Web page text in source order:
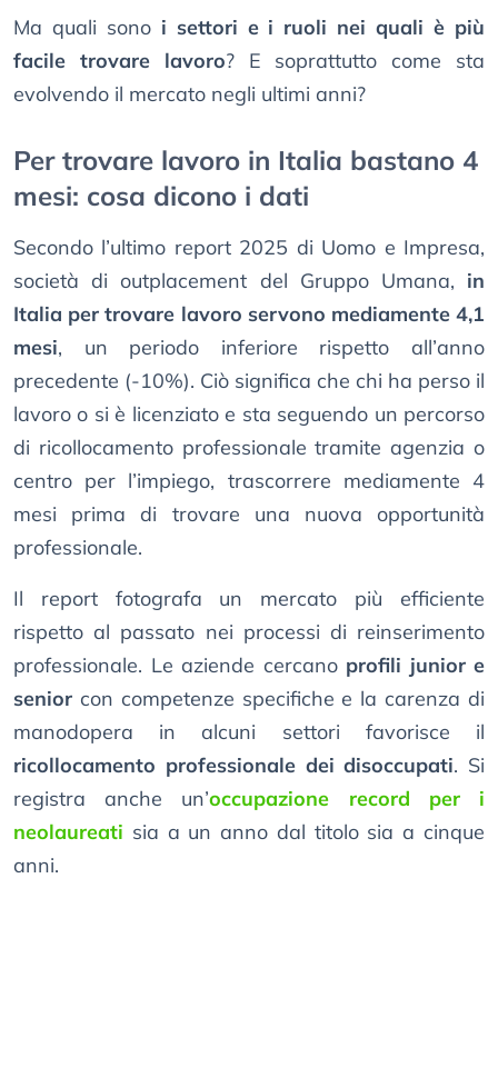
Ma quali sono i settori e i ruoli nei quali è più
facile trovare lavoro? E soprattutto come sta
evolvendo il mercato negli ultimi anni?
Per trovare lavoro in Italia bastano 4
mesi: cosa dicono i dati
Secondo l’ultimo report 2025 di Uomo e Impresa,
società di outplacement del Gruppo Umana, in
Italia per trovare lavoro servono mediamente 4,1
mesi, un periodo inferiore rispetto all’anno
precedente (-10%). Ciò significa che chi ha perso il
lavoro o si è licenziato e sta seguendo un percorso
di ricollocamento professionale tramite agenzia o
centro per l’impiego, trascorrere mediamente 4
mesi prima di trovare una nuova opportunità
professionale.
Il report fotografa un mercato più efficiente
rispetto al passato nei processi di reinserimento
professionale. Le aziende cercano profili junior e
senior con competenze specifiche e la carenza di
manodopera in alcuni settori favorisce il
ricollocamento professionale dei disoccupati. Si
registra anche un’occupazione record per i
neolaureati sia a un anno dal titolo sia a cinque
anni.